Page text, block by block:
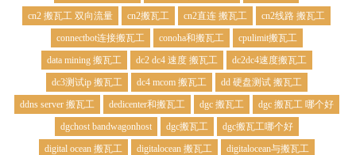
cn2 搬瓦工 双向流量
cn2搬瓦工 cn2直连 搬瓦工
cn2线路 搬瓦工
connectbot连接搬瓦工
conoha和搬瓦工
cpulimit搬瓦工
data mining 搬瓦工
dc2 dc4 速度 搬瓦工
dc2dc4速度搬瓦工
dc3测试ip 搬瓦工
dc4 mcom 搬瓦工
dd 硬盘测试 搬瓦工
ddns server 搬瓦工
dedicenter和搬瓦工 dgc 搬瓦工
dgc 搬瓦工 哪个好
dgchost bandwagonhost
dgc搬瓦工
dgc搬瓦工哪个好
digital ocean 搬瓦工
digitalocean 搬瓦工
digitalocean与搬瓦工